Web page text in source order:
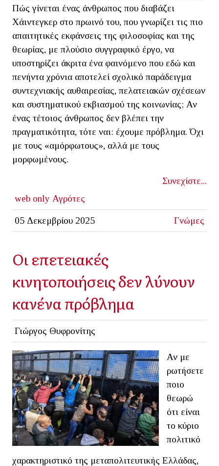
Πώς γίνεται ένας άνθρωπος που διαβάζει
Χάιντεγκερ στο πρωινό του, που γνωρίζει τις πιο
απαιτητικές εκφάνσεις της φιλοσοφίας και της
θεωρίας, με πλούσιο συγγραφικό έργο, να
υποστηρίζει άκριτα ένα φαινόμενο που εδώ και
πενήντα χρόνια αποτελεί σχολικό παράδειγμα
συντεχνιακής αυθαιρεσίας, πελατειακών σχέσεων
και συστηματικού εκβιασμού της κοινωνίας; Αν
ένας τέτοιος άνθρωπος δεν βλέπει την
πραγματικότητα, τότε ναι: έχουμε πρόβλημα. Όχι
με τους «αμόρφωτους», αλλά με τους
μορφωμένους.
Συνεχίστε...
web only Αγρότες
05 Δεκεμβρίου 2025 Γνώμες
Οι επετειακές
κινητοποιήσεις δεν λύνουν
κανένα πρόβλημα
Γιώργος Θυφρονίτης
Αν με
ρωτήσετε
ποιο
θεωρώ
ότι είναι
το κύριο
πολιτικό
χαρακτηριστικό της μεταπολιτευτικής Ελλάδας,